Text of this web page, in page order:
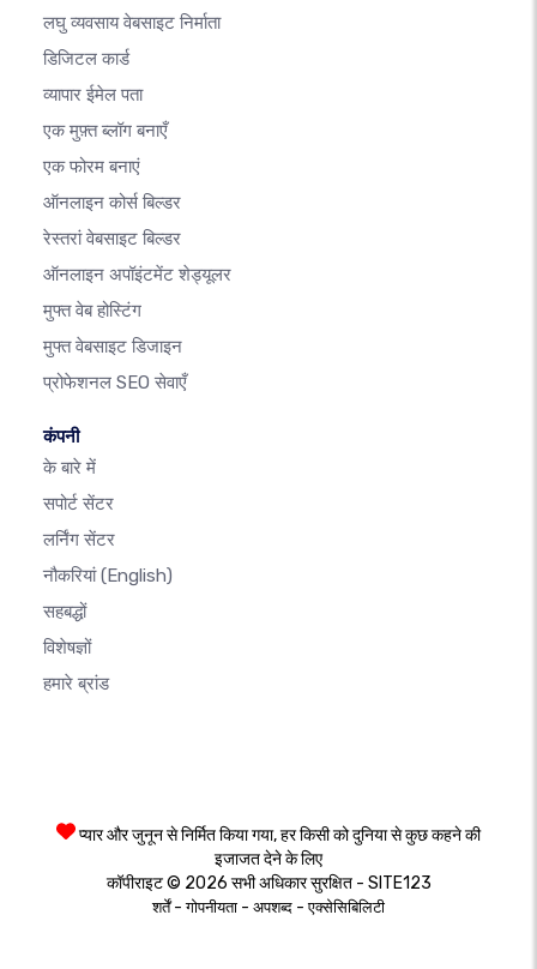
लघु व्यवसाय वेबसाइट निर्माता
डिजिटल कार्ड
व्यापार ईमेल पता
एक मुफ़्त ब्लॉग बनाएँ
एक फोरम बनाएं
ऑनलाइन कोर्स बिल्डर
रेस्तरां वेबसाइट बिल्डर
ऑनलाइन अपॉइंटमेंट शेड्यूलर
मुफ्त वेब होस्टिंग
मुफ्त वेबसाइट डिजाइन
प्रोफेशनल SEO सेवाएँ
कंपनी
के बारे में
सपोर्ट सेंटर
लर्निंग सेंटर
नौकरियां(English)
सहबद्धों
विशेषज्ञों
हमारे ब्रांड
प्यार और जुनून से निर्मित किया गया, हर किसी को दुनिया से कुछ कहने की
इजाजत देने के लिए
कॉपीराइट © 2026 सभी अधिकार सुरक्षित - SITE123
शर्तें-गोपनीयता - अपशब्द -एक्सेसिबिलिटी